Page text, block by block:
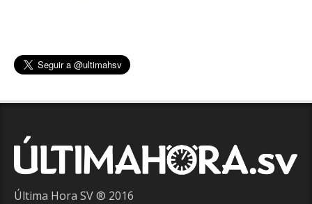
Última Hora SV ® 2016